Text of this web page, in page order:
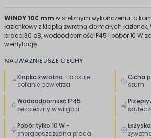
WINDY 100 mm w srebrnym wykończeniu to
łazienkowy z klapką zwrotną do małych
praca 30 dB, wodoodporność IP45 i pobór 10 W
wentylację.
NAJWAŻNIEJSZE CECHY
Klapka zwrotna - blokuje
cofanie powietrza
Cicha
szum
Wodoodporność IP45 -
bezpieczny w wilgoci
Pobór tylko 10 W-
energooszczędna praca